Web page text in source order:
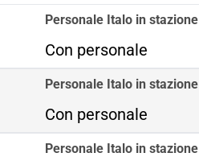
Personale Italo in stazione
Con personale
Personale Italo in stazione
Con personale
Personale Italo in stazione